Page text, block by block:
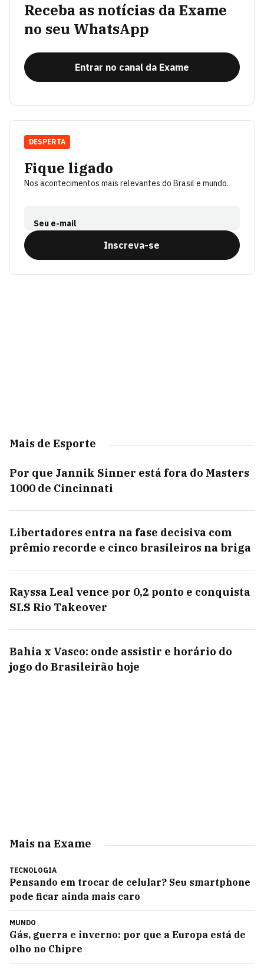
Receba as notícias da Exame
no seu WhatsApp
Entrar no canal da Exame
Fique ligado
Nos acontecimentos mais relevantes do Brasil e mundo.
Seu e-mail
Inscreva-se
DESPERTA
Mais de Esporte
Por que Jannik Sinner está fora do Masters
1000 de Cincinnati
Libertadores entra na fase decisiva com
prêmio recorde e cinco brasileiros na briga
Rayssa Leal vence por 0,2 ponto e conquista
SLS Rio Takeover
Bahia x Vasco: onde assistir e horário do
jogo do Brasileirão hoje
Mais na Exame
TECNOLOGIA
Pensando em trocar de celular? Seu smartphone
pode ficar ainda mais caro
MUNDO
Gás, guerra e inverno: por que a Europa está de
olho no Chipre